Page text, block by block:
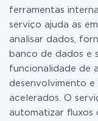
ferramentas
serviço ajuda as
analisar dados,
banco de dados e
funcionalidade de
desenvolvimento
acelerados. O
automatizar fluxos